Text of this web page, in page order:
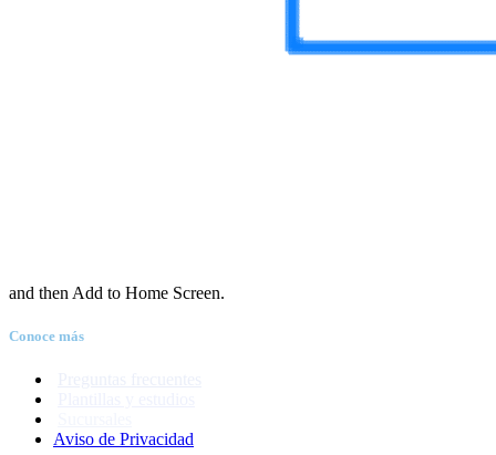
and then Add to Home Screen.
Conoce más
Aviso de Privacidad